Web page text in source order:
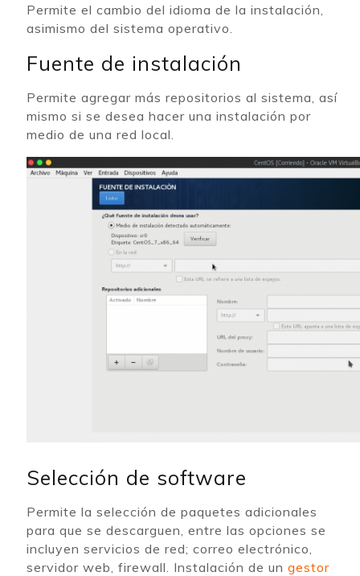
Permite el cambio del idioma de la instalación,
asimismo del sistema operativo.
Fuente de instalación
Permite agregar más repositorios al sistema, así
mismo si se desea hacer una instalación por
medio de una red local.
Selección de software
Permite la selección de paquetes adicionales
para que se descarguen, entre las opciones se
incluyen servicios de red; correo electrónico,
servidor web, firewall. Instalación de un gestor